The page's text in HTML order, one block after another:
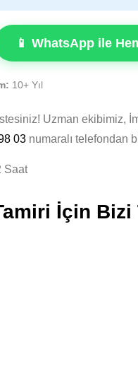
📱 WhatsApp ile
10+ Yıl
Uzman ekibimiz,
03 numaralı telefondan
Saat
İçin